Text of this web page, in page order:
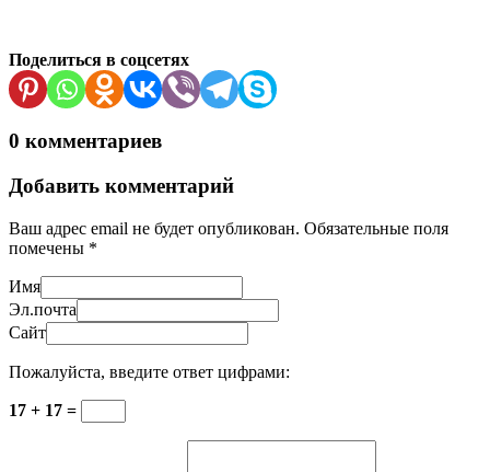
Поделиться в соцсетях
0 комментариев
Добавить комментарий
Ваш адрес email не будет опубликован. Обязательные поля
помечены *
Имя
Эл.почта
Сайт
Пожалуйста, введите ответ цифрами:
17 + 17 =